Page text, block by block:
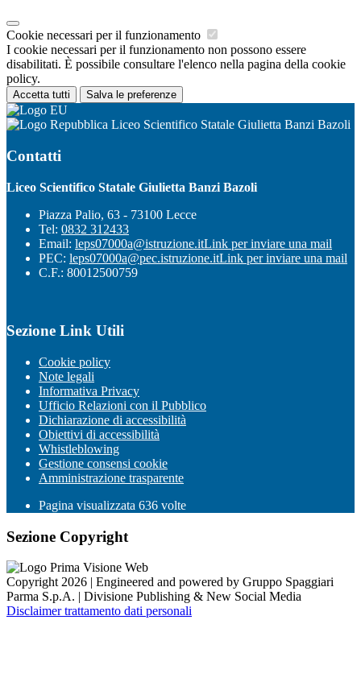
Cookie necessari per il funzionamento
I cookie necessari per il funzionamento non possono essere
disabilitati. È possibile consultare l'elenco nella pagina della cookie
policy.
Accetta tutti Salva le preferenze
Liceo Scientifico Statale Giulietta Banzi Bazoli
Contatti
Liceo Scientifico Statale Giulietta Banzi Bazoli
Piazza Palio, 63 - 73100 Lecce
Tel: 0832 312433
Email: leps07000a@istruzione.itLink per inviare una mail
PEC: leps07000a@pec.istruzione.itLink per inviare una mail
C.F.: 80012500759
Sezione Link Utili
Cookie policy
Note legali
Informativa Privacy
Ufficio Relazioni con il Pubblico
Dichiarazione di accessibilità
Obiettivi di accessibilità
Whistleblowing
Gestione consensi cookie
Amministrazione trasparente
Pagina visualizzata 636 volte
Sezione Copyright
Copyright 2026 | Engineered and powered by Gruppo Spaggiari
Parma S.p.A. | Divisione Publishing & New Social Media
Disclaimer trattamento dati personali